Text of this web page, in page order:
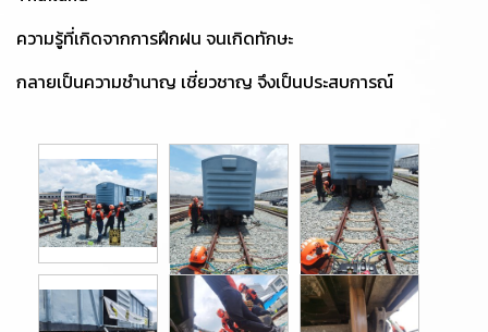
ความรู้ที่เกิดจากการฝึกฝน จนเกิดทักษะ
กลายเป็นความชำนาญ เชี่ยวชาญ จึงเป็นประสบการณ์